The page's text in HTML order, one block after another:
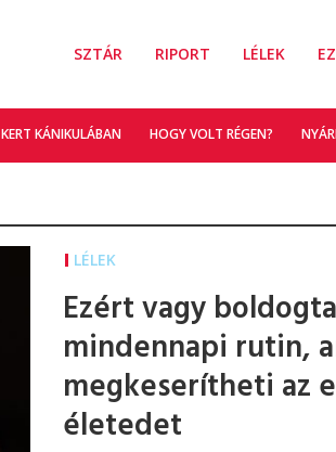
SZTÁR RIPORT LÉLEK
KERT KÁNIKULÁBAN HOGY VOLT RÉGEN?
LÉLEK
Ezért vagy
mindennapi rutin,
megkeserítheti az
életedet